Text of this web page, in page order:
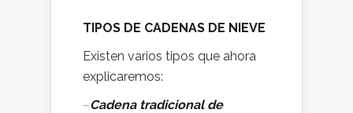
TIPOS DE CADENAS DE NIEVE
Existen varios tipos que ahora
explicaremos:
–Cadena tradicional de